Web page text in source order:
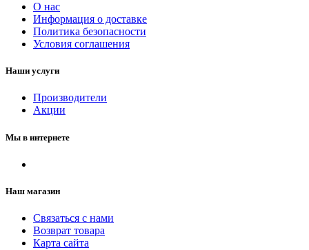
О нас
Информация о доставке
Политика безопасности
Условия соглашения
Наши услуги
Производители
Акции
Мы в интернете
Наш магазин
Связаться с нами
Возврат товара
Карта сайта